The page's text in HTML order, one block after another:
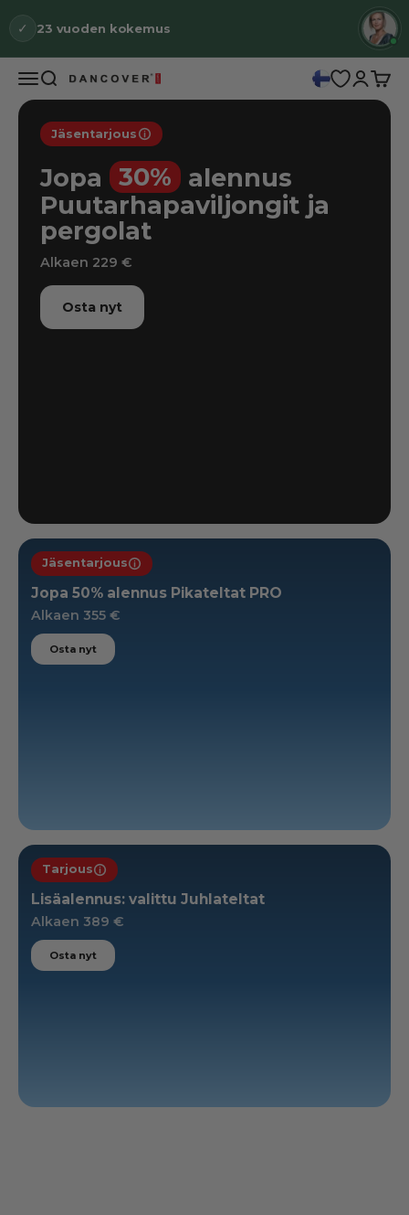
✓
23 vuoden kokemus
ValikkoHakuDancover Kirjaudu
Jäsentarjous Jäsentarjous
Jopa 30%
alennus
Puutarhapaviljongit ja
pergolat
Alkaen 229 €
Osta nyt
Jäsentarjous Jäsentarjous
Jopa 50% alennus Pikateltat PRO
Alkaen 355 €
Osta nyt
Tarjous Miten tämä tarjous toimii
Lisäalennus: valittu Juhlateltat
Alkaen 389 €
Osta nyt